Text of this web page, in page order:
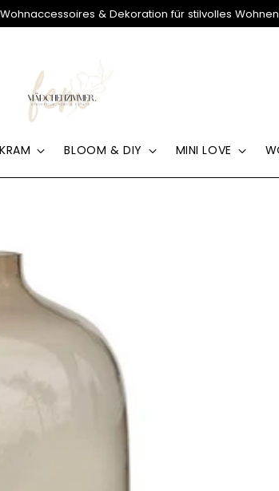
& Dekoration für stilvolles Wohnen
BLOOM & DIY MINI LOVE